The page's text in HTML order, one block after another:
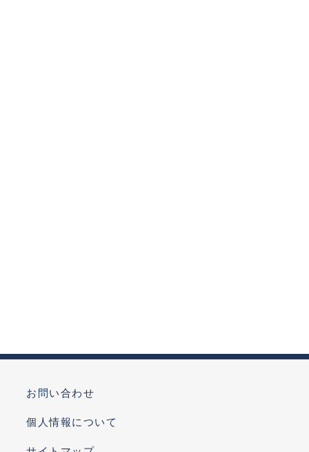
お問い合わせ
個人情報について